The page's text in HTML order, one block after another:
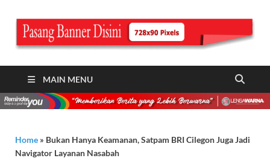
MAIN MENU
Home » Bukan Hanya Keamanan, Satpam BRI Cilegon Juga Jadi
Navigator Layanan Nasabah